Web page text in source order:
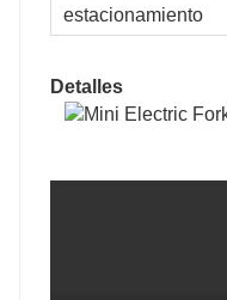
estacionamiento
Detalles